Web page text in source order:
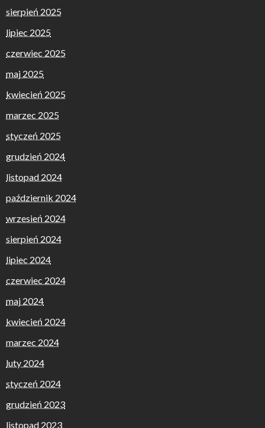
sierpień 2025
lipiec 2025
czerwiec 2025
maj 2025
kwiecień 2025
marzec 2025
styczeń 2025
grudzień 2024
listopad 2024
październik 2024
wrzesień 2024
sierpień 2024
lipiec 2024
czerwiec 2024
maj 2024
kwiecień 2024
marzec 2024
luty 2024
styczeń 2024
grudzień 2023
listopad 2023